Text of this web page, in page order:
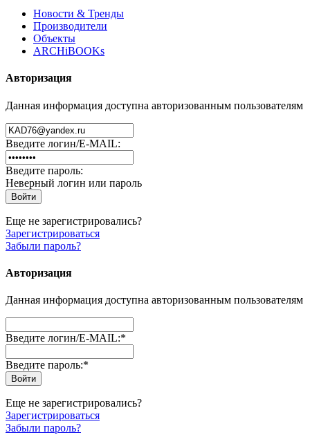
Новости & Тренды
Производители
Объекты
ARCHiBOOKs
Авторизация
Данная информация доступна авторизованным пользователям
Введите логин/E-MAIL:
Введите пароль:
Неверный логин или пароль
Еще не зарегистрировались?
Зарегистрироваться
Забыли пароль?
Авторизация
Данная информация доступна авторизованным пользователям
Введите логин/E-MAIL:*
Введите пароль:*
Еще не зарегистрировались?
Зарегистрироваться
Забыли пароль?